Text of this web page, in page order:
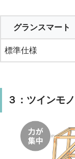
グランスマート
標準仕様
３：ツインモ